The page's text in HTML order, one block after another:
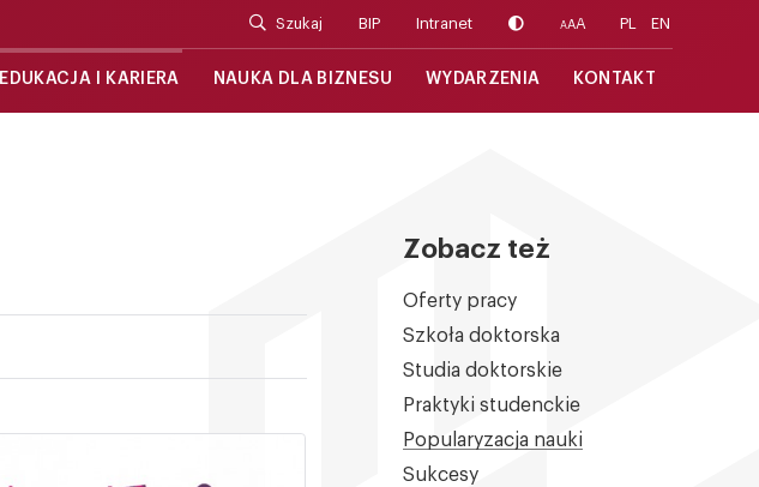
Szukaj BIP Intranet AAA PL EN
EDUKACJA I KARIERA NAUKA DLA BIZNESU WYDARZENIA KONTAKT
Zobacz też
Oferty pracy
Szkoła doktorska
Studia doktorskie
Praktyki studenckie
Popularyzacja nauki
Sukcesy